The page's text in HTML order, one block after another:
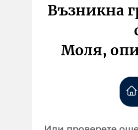
Възникна
Моля,